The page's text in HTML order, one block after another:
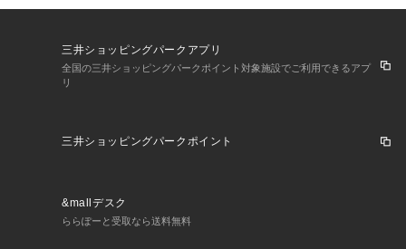
三井ショッピングパークアプリ
全国の三井ショッピングパークポイント対象施設でご利用できるアプ
リ
三井ショッピングパークポイント
&mallデスク
ららぽーと受取なら送料無料